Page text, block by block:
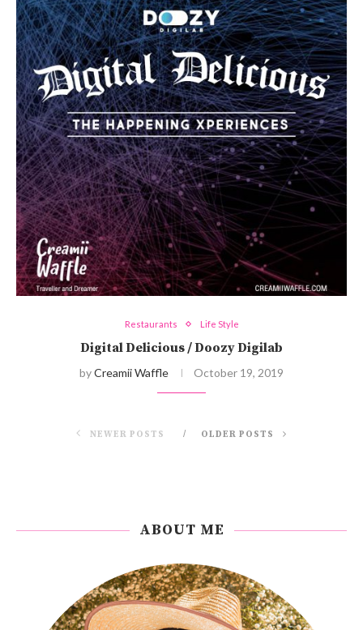
Restaurants Life Style
Digital Delicious / Doozy Digilab
byCreamii Waffle October 19, 2019
NEWER POSTS OLDER POSTS
ABOUT ME